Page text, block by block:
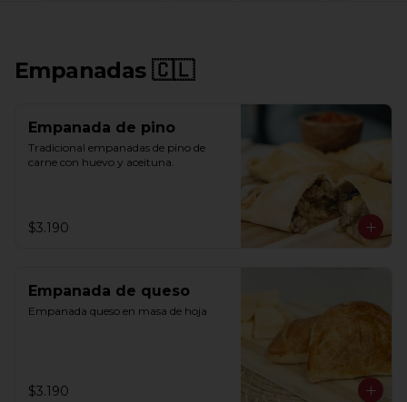
Empanadas 🇨🇱
Empanada de pino
Tradicional empanadas de pino de
carne con huevo y aceituna.
$3.190
Empanada de queso
Empanada queso en masa de hoja
$3.190